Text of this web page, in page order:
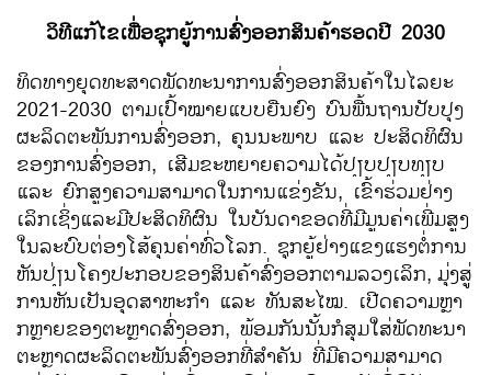
ວິທີ​ແກ້​ໄຂ​ເພື່ອ​ຊຸກຍູ້​ການ​ສົ່ງ​ອອກ​ສິນຄ້າ​ຮອດ​ປີ 2030
ທິດທາງ​ຍຸດ​ທະສາດພັດທະນາ​ການ​ສົ່ງ​ອອກ​ສິນຄ້າ​ໃນ​ໄລຍະ
2021-2030 ຕາມ​ເປົ້າ​ໝາຍ​ແບບ​ຍືນ​ຍົງ ບົນ​ພື້ນຖານ​ປັບປຸງ​
ຜະລິດ​ຕະພັນ​ການ​ສົ່ງ​ອອກ, ຄຸນ​ນະພາ​ບ ​ແລະ ປະສິດທິ​ຜົນ
ຂອງ​ການ​ສົ່ງ​ອອກ, ​ເສີມ​ຂະຫຍາຍຄວາມໄດ້ປຽບປຽບທຽບ
ແລະ ຍົກ​ສູງ​ຄວາມ​ສາມາດໃນການແຂ່ງຂັນ, ​ເຂົ້າ​ຮ່ວມ​ຢ່າງ​
ເລິກ​ເຊິ່ງ​ແລະ​ມີ​ປະສິດທິ​ຜົນ ​ໃນ​ບັນດາ​ຂອດ​ທີ່​ມີ​ມູນ​ຄ່າ​ເພີ່ມ​ສູງ
​ໃນລະບົບ​ຕ່ອງ​ໂສ້​ຄຸນຄ່າ​ທົ່ວ​ໂລກ. ຊຸກຍູ້​ຢ່າງ​ແຂງ​ແຮງ​ຕໍ່​ການ
ຫັນປ່ຽນ​ໂຄງ​ປະກອບ​ຂອງສິນຄ້າ​ສົ່ງ​ອອກຕາມ​ລວງ​ເລິກ, ມຸ່ງ​ສູ່​
ການ​ຫັນເປັນອຸດ​ສາຫະກຳ ​​ແລະ ທັນ​ສະ​ໄໝ. ​ເປີດຄວາມຫຼາ
ກຫຼາຍຂອງຕະຫຼາດສົ່ງອອກ, ພ້ອມ​ກັນ​ນັ້ນກໍ​ສຸມ​ໃສ່​ພັດທະນາ​
ຕະຫຼາດ​ຜະ​ລິດ​ຕະ​ພັນ​ສົ່ງ​ອອກ​ທີ່​ສຳ​ຄັນ ​ທີ່​ມີ​ຄວາມ​ສາ​ມາດ​